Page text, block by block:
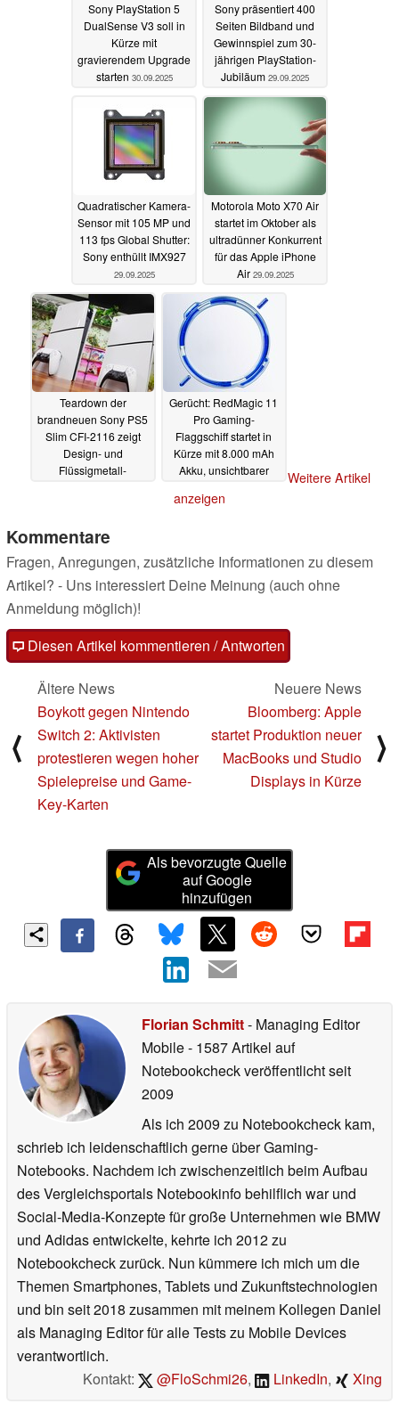
Sony PlayStation 5
DualSense V3 soll in
Kürze mit
gravierendem Upgrade
starten 30.09.2025
Sony präsentiert 400
Seiten Bildband und
Gewinnspiel zum 30-
jährigen PlayStation-
Jubiläum 29.09.2025
Quadratischer Kamera-
Sensor mit 105 MP und
113 fps Global Shutter:
Sony enthüllt IMX927
29.09.2025
Motorola Moto X70 Air
startet im Oktober als
ultradünner Konkurrent
für das Apple iPhone
Air 29.09.2025
Teardown der
brandneuen Sony PS5
Slim CFI-2116 zeigt
Design- und
Flüssigmetall-
Gerücht: RedMagic 11
Pro Gaming-
Flaggschiff startet in
Kürze mit 8.000 mAh
Akku, unsichtbarer
Lüfter29.09.2025
Weitere Artikel
anzeigen
Kommentare
Fragen, Anregungen, zusätzliche Informationen zu diesem
Artikel? - Uns interessiert Deine Meinung (auch ohne
Anmeldung möglich)!
Diesen Artikel kommentieren / Antworten
⟨
Ältere News
Boykott gegen Nintendo
Switch 2: Aktivisten
protestieren wegen hoher
Spielepreise und Game-
Key-Karten
Neuere News
Bloomberg: Apple
startet Produktion neuer
MacBooks und Studio
Displays in Kürze
⟩
Als bevorzugte Quelle
auf Google
hinzufügen
Florian Schmitt- Managing Editor
Mobile- 1587 Artikel auf
Notebookcheck veröffentlichtseit
2009
Als ich 2009 zu Notebookcheck kam,
schrieb ich leidenschaftlich gerne über Gaming-
Notebooks. Nachdem ich zwischenzeitlich beim Aufbau
des Vergleichsportals Notebookinfo behilflich war und
Social-Media-Konzepte für große Unternehmen wie BMW
und Adidas entwickelte, kehrte ich 2012 zu
Notebookcheck zurück. Nun kümmere ich mich um die
Themen Smartphones, Tablets und Zukunftstechnologien
und bin seit 2018 zusammen mit meinem Kollegen Daniel
als Managing Editor für alle Tests zu Mobile Devices
verantwortlich.
Kontakt:
@FloSchmi26, LinkedIn, Xing